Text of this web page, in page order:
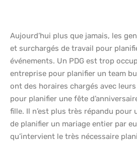
Aujourd’hui plus que jamais, les
et surchargés de travail pour
événements. Un PDG est trop
entreprise pour planifier un team
ont des horaires chargés avec
pour planifier une fête
fille. Il n’est plus très répandu pour
de planifier un mariage entier par
qu’intervient le très nécessaire